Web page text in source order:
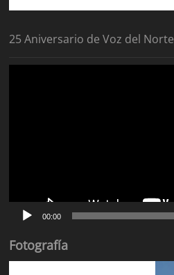
25 Aniversario de Voz del Norte
00:00
Fotografía